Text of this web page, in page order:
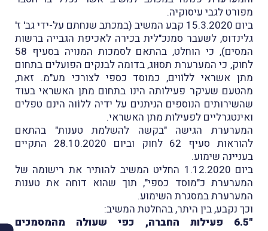
מפורט לגבי עיסוקיה.
ביום 15.3.2020 קבע המשיב (במכתב שנחתם על-ידי גב' ז'
גלינדוס, לשעבר סמנכ"לית בכירה לאכיפת הגבייה ברשות
המסים), כי הוחלט, בהתאם לסמכות המנויה בסעיף 58
לחוק, כי המערערת תסוּוג, בדומה לבנקים הפועלים בתחום
מתן אשראי ללוֹוים, כמוסד כספי לצורכי מע"מ. זאת,
מהטעם שעיקר פעילותה הינו בתחום מתן האשראי בעוד
שהשירותים הנוספים הניתנים על ידיה ללוֹוה הינם טפלים
ואינטגרליים לפעילות מתן האשראי.
המערערת הגישה "בקשה להשלמת טענות" בהתאם
להוראות סעיף 62 לחוק וביום 28.10.2020 התקיים
בעניינה שימוע.
ביום 1.12.2020 החליט המשיב להותיר את רישומה של
המערערת כ"מוסד כספי", תוך שהוא דוחה את טענות
המערערת במסגרת השימוע.
וכך נקבע, בין היתר, בהחלטת המשיב:
"6.5 פעילות החברה, כפי שעולה מהמסמכים